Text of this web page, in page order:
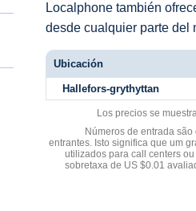
Localphone también
desde cualquier parte del
Ubicación
Hallefors-grythyttan
Los precios se
Números de entrada
entrantes. Isto significa que um
utilizados para call centers
sobretaxa de US $0.01